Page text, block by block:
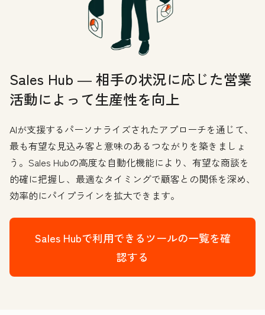
Sales Hub ― 相手の状況に応じた営業
活動によって生産性を向上
AIが支援するパーソナライズされたアプローチを通じて、
最も有望な見込み客と意味のあるつながりを築きましょ
う。Sales Hubの高度な自動化機能により、有望な商談を
的確に把握し、最適なタイミングで顧客との関係を深め、
効率的にパイプラインを拡大できます。
Sales Hubで利用できるツールの一覧を確
認する